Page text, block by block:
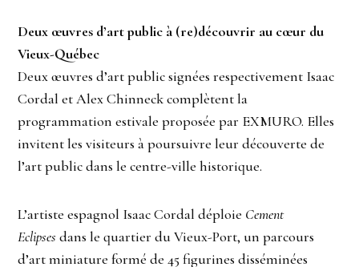
Deux œuvres d’art public à (re)découvrir au cœur du
Vieux-Québec
Deux œuvres d’art public signées respectivement Isaac
Cordal et Alex Chinneck complètent la
programmation estivale proposée par EXMURO. Elles
invitent les visiteurs à poursuivre leur découverte de
l’art public dans le centre-ville historique.
L’artiste espagnol Isaac Cordal déploie Cement
Eclipses dans le quartier du Vieux-Port, un parcours
d’art miniature formé de 45 figurines disséminées